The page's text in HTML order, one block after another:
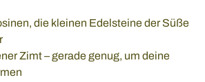
die kleinen Edelsteine der Süße
Zimt – gerade genug, um deine